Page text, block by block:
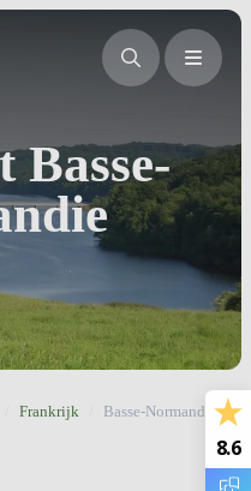
Basse-
Frankrijk Basse-Normandie
8.6